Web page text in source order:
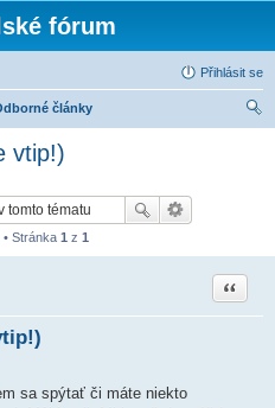
fórum
Přihlásit se
články
vtip!)
Stránka 1 z 1
Citace
sa spýtať či máte niekto